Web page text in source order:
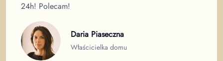
24h! Polecam!
Daria Piaseczna
Właścicielka domu